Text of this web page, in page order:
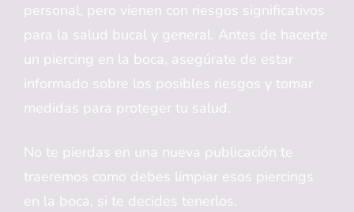
personal, pero vienen con riesgos significativos
para la salud bucal y general. Antes de hacerte
un piercing en la boca, asegúrate de estar
informado sobre los posibles riesgos y tomar
medidas para proteger tu salud.
No te pierdas en una nueva publicación te
traeremos como debes limpiar esos piercings
en la boca, si te decides tenerlos.